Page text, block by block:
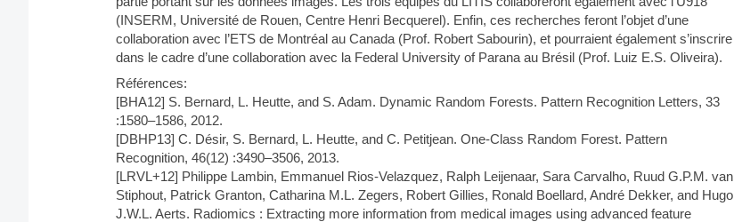
(INSERM, Université de Rouen, Centre Henri Becquerel). Enfin, ces recherches feront l’objet d’une
collaboration avec l’ETS de Montréal au Canada (Prof. Robert Sabourin), et pourraient également s’inscrire
dans le cadre d’une collaboration avec la Federal University of Parana au Brésil (Prof. Luiz E.S. Oliveira).
Références:
[BHA12] S. Bernard, L. Heutte, and S. Adam. Dynamic Random Forests. Pattern Recognition Letters, 33
:1580–1586, 2012.
[DBHP13] C. Désir, S. Bernard, L. Heutte, and C. Petitjean. One-Class Random Forest. Pattern
Recognition, 46(12) :3490–3506, 2013.
[LRVL+12] Philippe Lambin, Emmanuel Rios-Velazquez, Ralph Leijenaar, Sara Carvalho, Ruud G.P.M. van
Stiphout, Patrick Granton, Catharina M.L. Zegers, Robert Gillies, Ronald Boellard, André Dekker, and Hugo
J.W.L. Aerts. Radiomics : Extracting more information from medical images using advanced feature